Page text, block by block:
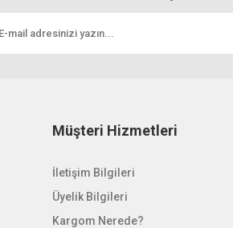
Müşteri Hizmetleri
İletişim Bilgileri
Üyelik Bilgileri
Kargom Nerede?